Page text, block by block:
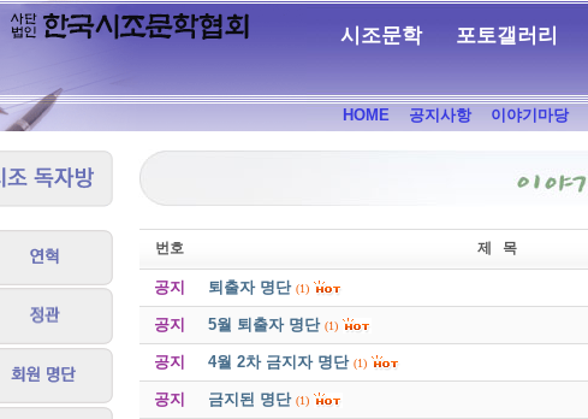
시조문학 포토갤러리
HOME 공지사항 이야기마당
번호 제 목
공지 퇴출자 명단 (1)
공지 5월 퇴출자 명단 (1)
공지 4월 2차 금지자 명단 (1)
공지 금지된 명단 (1)